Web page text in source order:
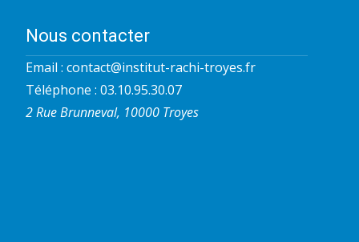
Nous contacter
Email : contact@institut-rachi-troyes.fr
Téléphone : 03.10.95.30.07
2 Rue Brunneval, 10000 Troyes